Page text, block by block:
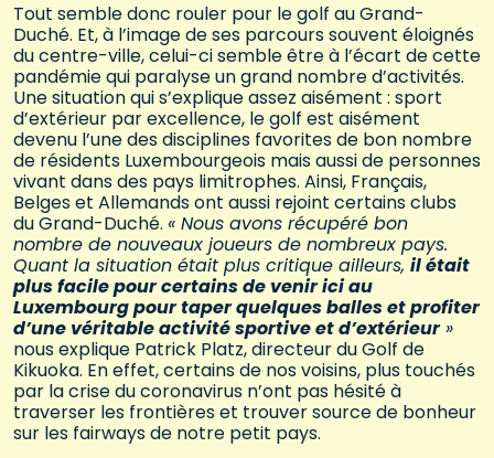
Tout semble donc rouler pour le golf au Grand-
Duché. Et, à l’image de ses parcours souvent éloignés
du centre-ville, celui-ci semble être à l’écart de cette
pandémie qui paralyse un grand nombre d’activités.
Une situation qui s’explique assez aisément : sport
d’extérieur par excellence, le golf est aisément
devenu l’une des disciplines favorites de bon nombre
de résidents Luxembourgeois mais aussi de personnes
vivant dans des pays limitrophes. Ainsi, Français,
Belges et Allemands ont aussi rejoint certains clubs
du Grand-Duché. « Nous avons récupéré bon
nombre de nouveaux joueurs de nombreux pays.
Quant la situation était plus critique ailleurs, il était
plus facile pour certains de venir ici au
Luxembourg pour taper quelques balles et profiter
d’une véritable activité sportive et d’extérieur»
nous explique Patrick Platz, directeur du Golf de
Kikuoka. En effet, certains de nos voisins, plus touchés
par la crise du coronavirus n’ont pas hésité à
traverser les frontières et trouver source de bonheur
sur les fairways de notre petit pays.